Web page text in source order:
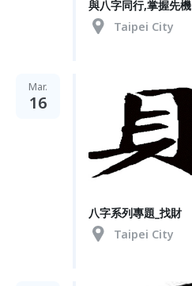
與八字同行,掌握先機
Taipei City
Mar.
16
八字系列專題_找財
Taipei City